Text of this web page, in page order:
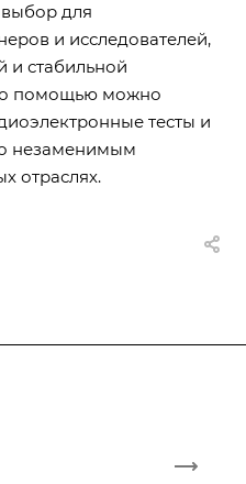
выбор для
и исследователей,
и стабильной
помощью можно
тесты и
незаменимым
отраслях.